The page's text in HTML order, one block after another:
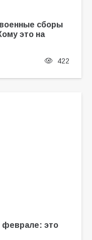
сборы
это на
422
феврале: это